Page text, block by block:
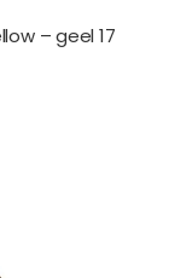
– geel 17